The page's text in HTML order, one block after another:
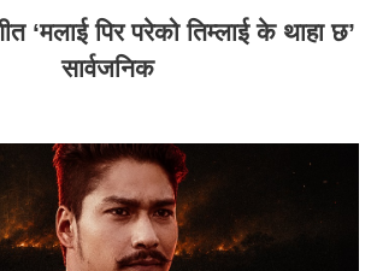
‘मलाई पिर परेको तिम्लाई के थाहा छ’
सार्वजनिक